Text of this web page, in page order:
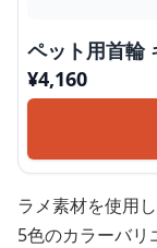
¥4,160
ラメ素材を使用
5色のカラーバリ